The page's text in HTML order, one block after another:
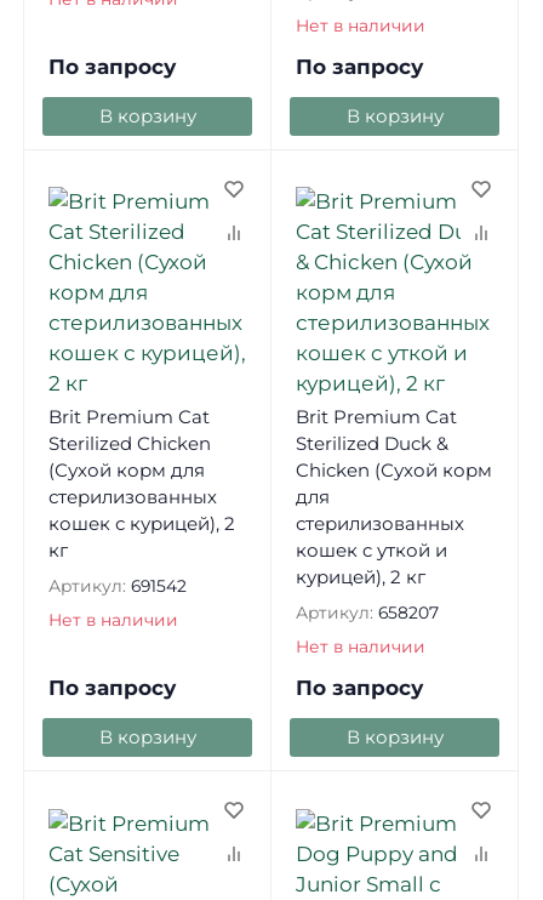
По запросу
В корзину
Нет в наличии
По запросу
В корзину
Brit Premium Cat
Sterilized Chicken
(Сухой корм для
стерилизованных
кошек с курицей), 2
кг
Артикул: 691542
Нет в наличии
По запросу
В корзину
Brit Premium Cat
Sterilized Duck &
Chicken (Сухой корм
для
стерилизованных
кошек c уткой и
курицей), 2 кг
Артикул: 658207
Нет в наличии
По запросу
В корзину